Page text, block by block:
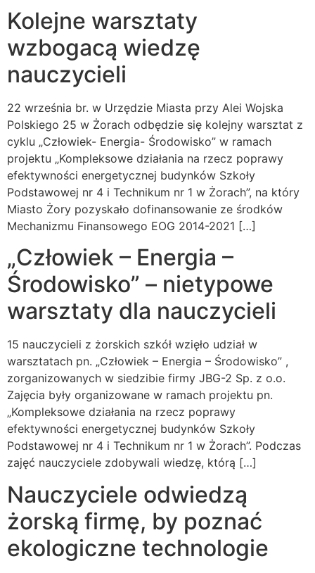
Kolejne warsztaty
wzbogacą wiedzę
nauczycieli
22 września br. w Urzędzie Miasta przy Alei Wojska
Polskiego 25 w Żorach odbędzie się kolejny warsztat z
cyklu „Człowiek- Energia- Środowisko” w ramach
projektu „Kompleksowe działania na rzecz poprawy
efektywności energetycznej budynków Szkoły
Podstawowej nr 4 i Technikum nr 1 w Żorach”, na który
Miasto Żory pozyskało dofinansowanie ze środków
Mechanizmu Finansowego EOG 2014-2021 […]
„Człowiek – Energia –
Środowisko” – nietypowe
warsztaty dla nauczycieli
15 nauczycieli z żorskich szkół wzięło udział w
warsztatach pn. „Człowiek – Energia – Środowisko” ,
zorganizowanych w siedzibie firmy JBG-2 Sp. z o.o.
Zajęcia były organizowane w ramach projektu pn.
„Kompleksowe działania na rzecz poprawy
efektywności energetycznej budynków Szkoły
Podstawowej nr 4 i Technikum nr 1 w Żorach”. Podczas
zajęć nauczyciele zdobywali wiedzę, którą […]
Nauczyciele odwiedzą
żorską firmę, by poznać
ekologiczne technologie